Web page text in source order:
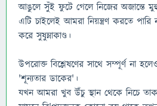
আঙুলে সুঁই ফুটে গেলে নিজের অজান্তে
এটি চাইলেই আমরা নিয়ন্ত্রণ করতে
করে সুষুম্নাকাণ্ড।
উপরোক্ত বিশ্লেষণের সাথে সম্পূর্ণ না
'শূন্যতার ডাকের'।
যখন আমরা খুব উঁচু স্থান থেকে নিচে